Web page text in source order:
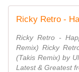
Ricky Retro -
Remix) Ricky
(Takis Remix) by
Latest & Greatest